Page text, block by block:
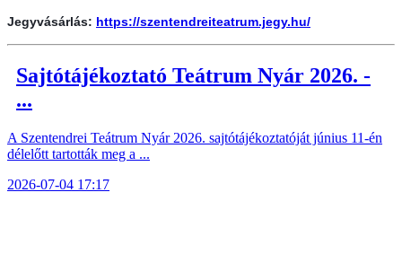
Jegyvásárlás: https://szentendreiteatrum.jegy.hu/
Sajtótájékoztató Teátrum Nyár 2026. -
...
A Szentendrei Teátrum Nyár 2026. sajtótájékoztatóját június 11-én
délelőtt tartották meg a ...
2026-07-04 17:17